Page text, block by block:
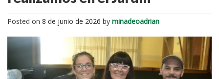
Posted on 8 de junio de 2026 by minadeoadrian